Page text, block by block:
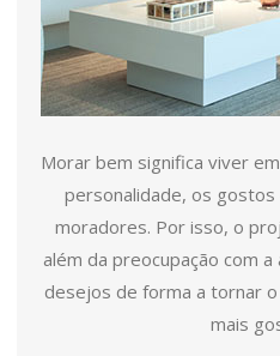
Morar bem significa viver
personalidade, os
moradores. Por isso, o
além da preocupação com
desejos de forma a tornar o
mais